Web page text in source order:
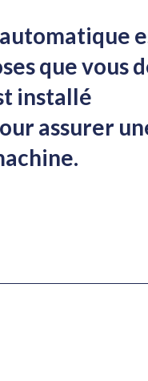
que vous
installé
assurer